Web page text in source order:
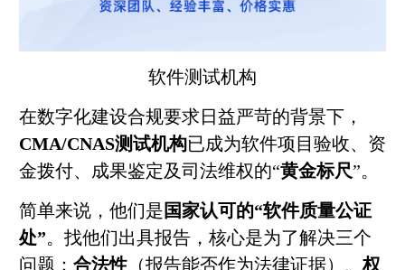
软件测试机构
在数字化建设合规要求日益严苛的背景下，
CMA/CNAS测试机构已成为软件项目 验收、资
金拨付、成果鉴定及司法维权的“黄金标尺”。
简单来说，他们是国家认可的“软件质量公证
处”。找他们出具报告，核心是为了解决三个
问题： 合法性 （报告能否作为法律证据）、权